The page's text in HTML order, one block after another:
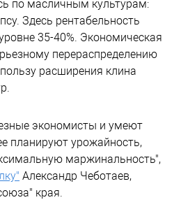
по масличным культурам:
Здесь рентабельность
35-40%. Экономическая
перераспределению
расширения клина
экономисты и умеют
планируют урожайность,
маржинальность",
Александр Чеботаев,
края.